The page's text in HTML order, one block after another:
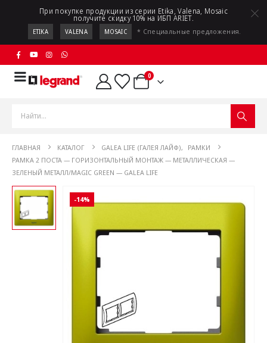
При покупке продукции из серии Etika, Valena, Mosaic
получите скидку 10% на ИБП ARIET.
ETIKA VALENA MOSAIC * Специальные предложения.
0
ГЛАВНАЯ КАТАЛОГ GALEA LIFE (ГАЛЕЯ ЛАЙФ),
РАМКИ
РАМКА 2 ПОСТА — ГОРИЗОНТАЛЬНЫЙ МОНТАЖ — МЕТАЛЛИЧЕСКАЯ —
ЗЕЛЕНЫЙ МЕТАЛЛ/MAGIC GREEN — GALEA LIFE
-14%